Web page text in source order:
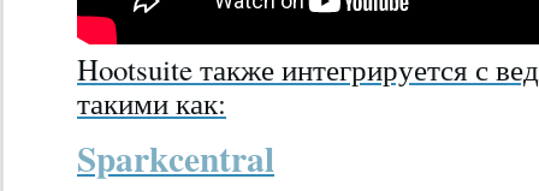
Hootsuite также интегрируется с
такими как:
Sparkcentral